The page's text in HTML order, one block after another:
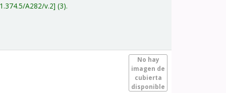
A282/v.2 (3).
No hay
imagen de
cubierta
disponible